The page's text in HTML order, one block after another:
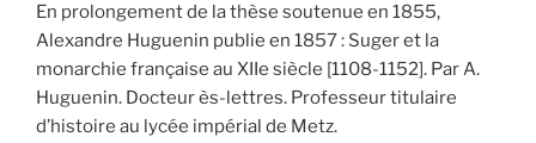
En prolongement de la thèse soutenue en 1855,
Alexandre Huguenin publie en 1857 : Suger et la
monarchie française au XIIe siècle [1108-1152]. Par A.
Huguenin. Docteur ès-lettres. Professeur titulaire
d’histoire au lycée impérial de Metz.